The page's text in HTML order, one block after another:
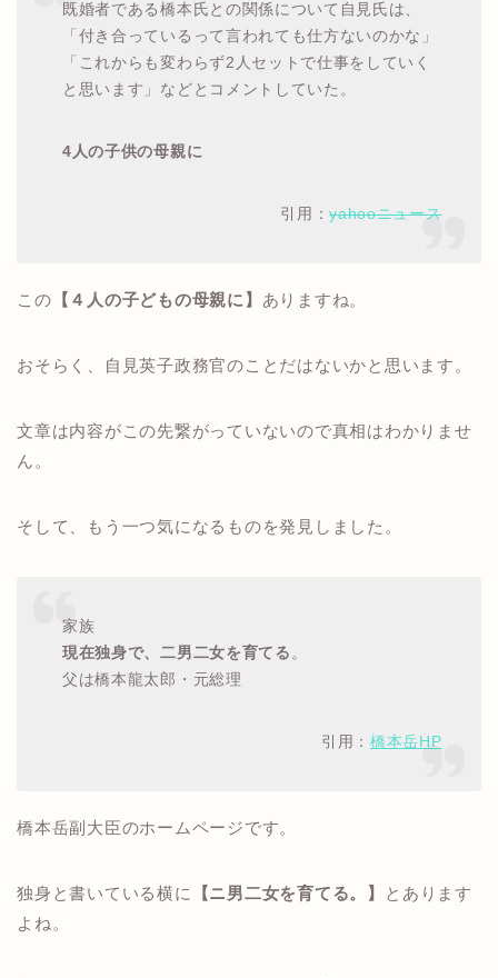
既婚者である橋本氏との関係について自見氏は、
「付き合っているって言われても仕方ないのかな」
「これからも変わらず2人セットで仕事をしていく
と思います」などとコメントしていた。
4人の子供の母親に
引用：yahooニュース
この 【４人の子どもの母親に】 ありますね。
おそらく、自見英子政務官のことだはないかと思います。
文章は内容がこの先繋がっていないので真相はわかりませ
ん。
そして、もう一つ気になるものを発見しました。
家族
現在独身で、二男二女を育てる 。
父は橋本龍太郎・元総理
引用：橋本岳HP
橋本岳副大臣のホームページです。
独身と書いている横に 【ニ男二女を育てる。】
とあります
よね。